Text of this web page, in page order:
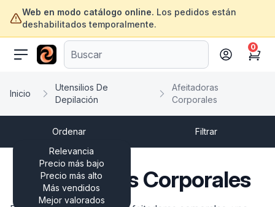
Web en modo catálogo online. Los pedidos están
deshabilitados temporalmente.
ofertasinformatica.com
Cart
0
Inicio
Utensilios De
Depilación
Afeitadoras
Corporales
Ordenar
Relevancia
Precio más bajo
Precio más alto
Más vendidos
Mejor valorados
Filtrar
Afeitadoras Corporales